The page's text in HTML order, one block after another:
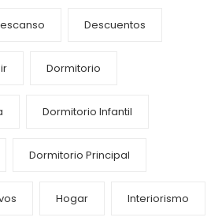
Descuentos
Dormitorio
Dormitorio Infantil
Dormitorio Principal
Hogar Interiorismo